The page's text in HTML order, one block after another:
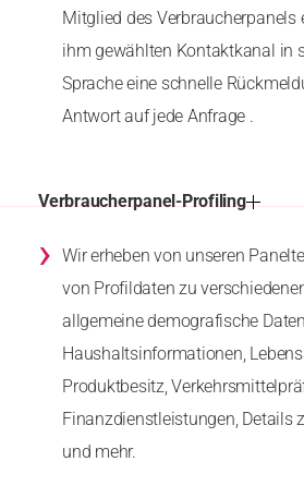
Mitglied des Verbraucherpanels
ihm gewählten Kontaktkanal in
Sprache eine schnelle
Antwort auf jede Anfrage .
Verbraucherpanel-Profiling
› Wir erheben von unseren
von Profildaten zu
allgemeine demografische
Haushaltsinformationen,
Produktbesitz,
Finanzdienstleistungen, Details
und mehr.